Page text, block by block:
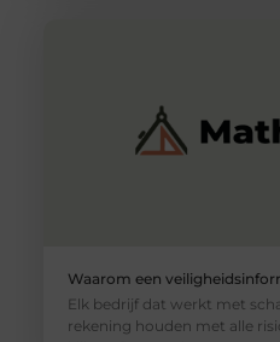
Waarom een
Elk bedrijf dat werkt met
rekening houden met alle